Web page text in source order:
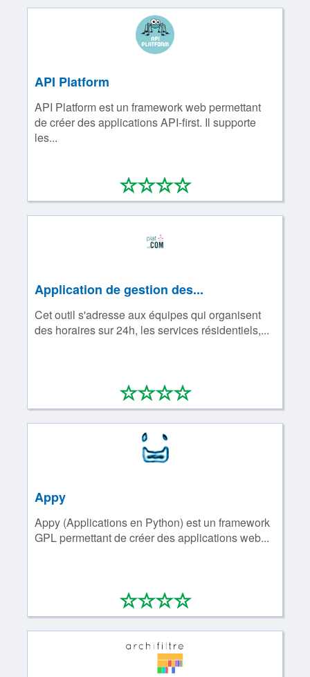
API Platform
API Platform est un framework web permettant
de créer des applications API-first. Il supporte
les...
****
0/4
Application de gestion des...
Cet outil s'adresse aux équipes qui organisent
des horaires sur 24h, les services résidentiels,...
****
0/4
Appy
Appy (Applications en Python) est un framework
GPL permettant de créer des applications web...
****
0/4